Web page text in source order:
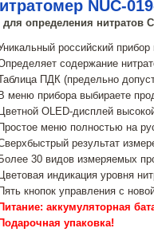
NUC-
определения нитратов
российский
содержание
ПДК (предельно
В меню прибора выбираете
Цветной OLED-дисплей
Простое меню полностью на
результат
Более 30 видов измеряемых
Цветовая индикация уровня
Пять кнопок управления с
Питание: аккумуляторная
Подарочная упаковка!